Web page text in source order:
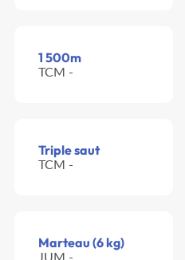
1 500m
TCM -
Triple saut
TCM -
Marteau (6 kg)
JUM -